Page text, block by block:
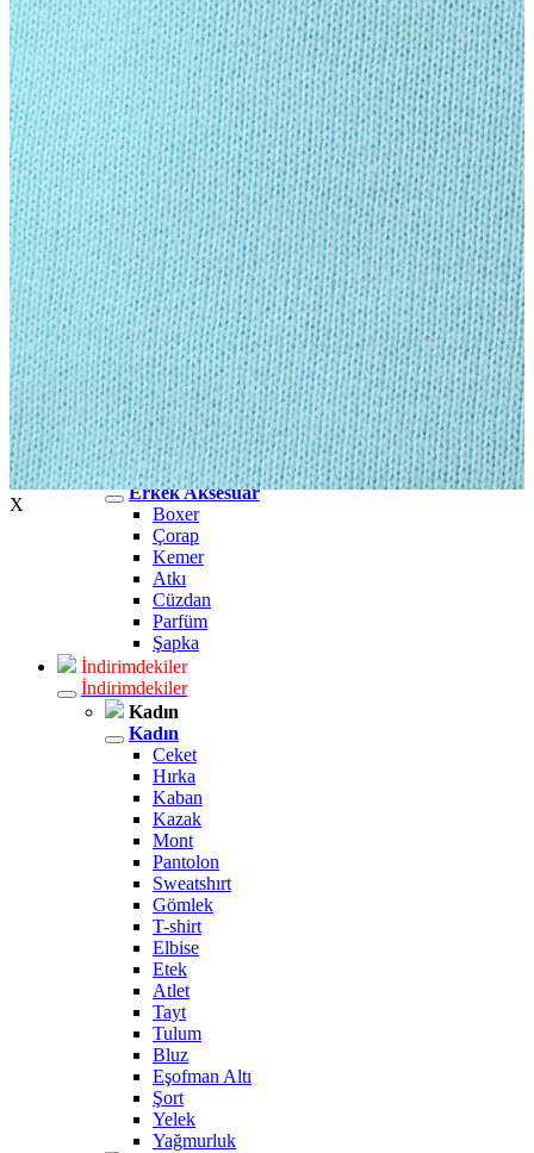
Kadın Jean
Kadın Jean
Pantolon
Ceket
Gömlek
Elbise
Etek
Erkek Jean
Erkek Jean
Pantolon
Ceket
Gömlek
Aksesuar
Aksesuar
Kadın Aksesuar
Kadın Aksesuar
Çorap
Bere
Eldiven
Kemer
Parfüm
Erkek Aksesuar
Erkek Aksesuar
Boxer
Çorap
Kemer
Atkı
Cüzdan
Parfüm
Şapka
İndirimdekiler
İndirimdekiler
Kadın
Kadın
Ceket
Hırka
Kaban
Kazak
Mont
Pantolon
Sweatshırt
Gömlek
T-shirt
Elbise
Etek
Atlet
Tayt
Tulum
Bluz
Eşofman Altı
Şort
Yelek
Yağmurluk
X